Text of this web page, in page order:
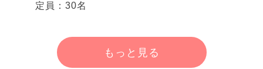
定員：30名
もっと見る